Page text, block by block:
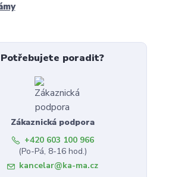
Potřebujete poradit?
Zákaznická podpora
+420 603 100 966
(Po-Pá, 8-16 hod.)
kancelar@ka-ma.cz